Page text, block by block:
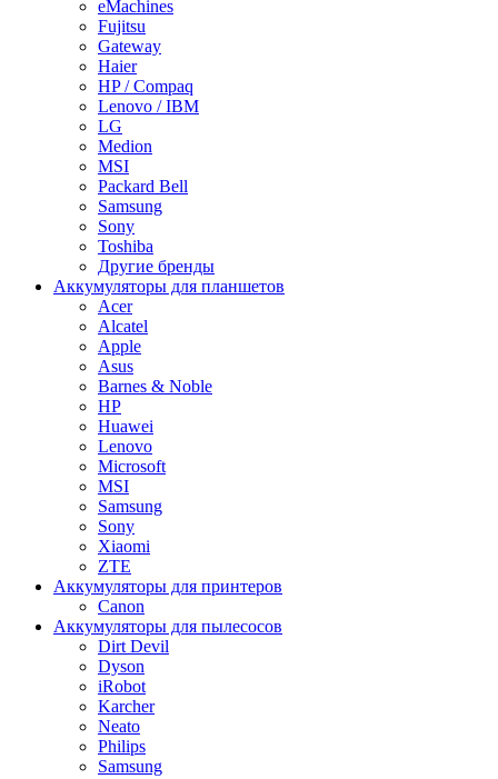
eMachines
Fujitsu
Gateway
Haier
HP / Compaq
Lenovo / IBM
LG
Medion
MSI
Packard Bell
Samsung
Sony
Toshiba
Другие бренды
Аккумуляторы для планшетов
Acer
Alcatel
Apple
Asus
Barnes & Noble
HP
Huawei
Lenovo
Microsoft
MSI
Samsung
Sony
Xiaomi
ZTE
Аккумуляторы для принтеров
Canon
Аккумуляторы для пылесосов
Dirt Devil
Dyson
iRobot
Karcher
Neato
Philips
Samsung